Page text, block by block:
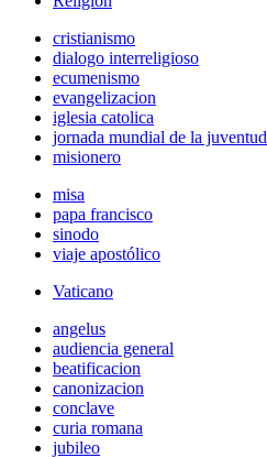
cristianismo
dialogo interreligioso
ecumenismo
evangelizacion
iglesia catolica
jornada mundial de la juventud
misionero
misa
papa francisco
sinodo
viaje apostólico
Vaticano
angelus
audiencia general
beatificacion
canonizacion
conclave
curia romana
jubileo